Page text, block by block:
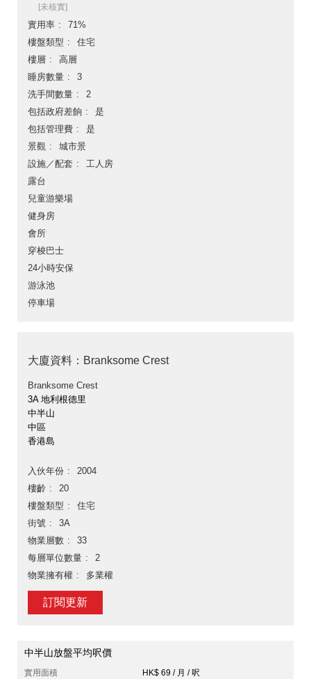
[未核實]
實用率
71%
樓盤類型
住宅
樓層
高層
睡房數量
3
洗手間數量
2
包括政府差餉
是
包括管理費
是
景觀
城市景
設施／配套
工人房
露台
兒童游樂場
健身房
會所
穿梭巴士
24小時安保
游泳池
停車場
大廈資料：Branksome Crest
Branksome Crest
3A 地利根德里
中半山
中區
香港島
入伙年份
2004
樓齡
20
樓盤類型
住宅
街號
3A
物業層數
33
每層單位數量
2
物業擁有權
多業權
訂閱更新
中半山放盤平均呎價
實用面積 HK$ 69 / 月 / 呎